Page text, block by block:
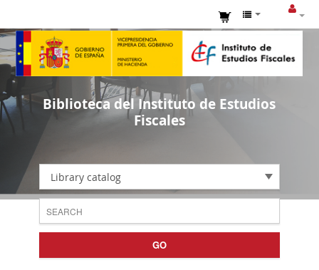
Biblioteca del Instituto de Estudios
Fiscales
Library catalog
GO